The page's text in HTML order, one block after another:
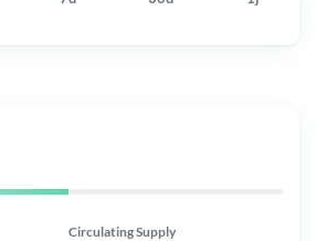
Circulating Supply